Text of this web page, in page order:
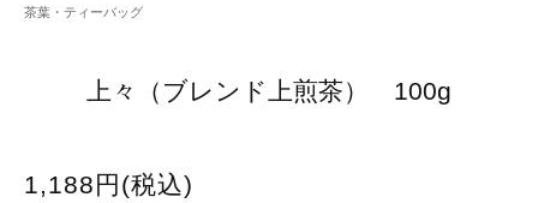
茶葉・ティーバッグ
上々（ブレンド上煎茶） 100g
1,188円(税込)